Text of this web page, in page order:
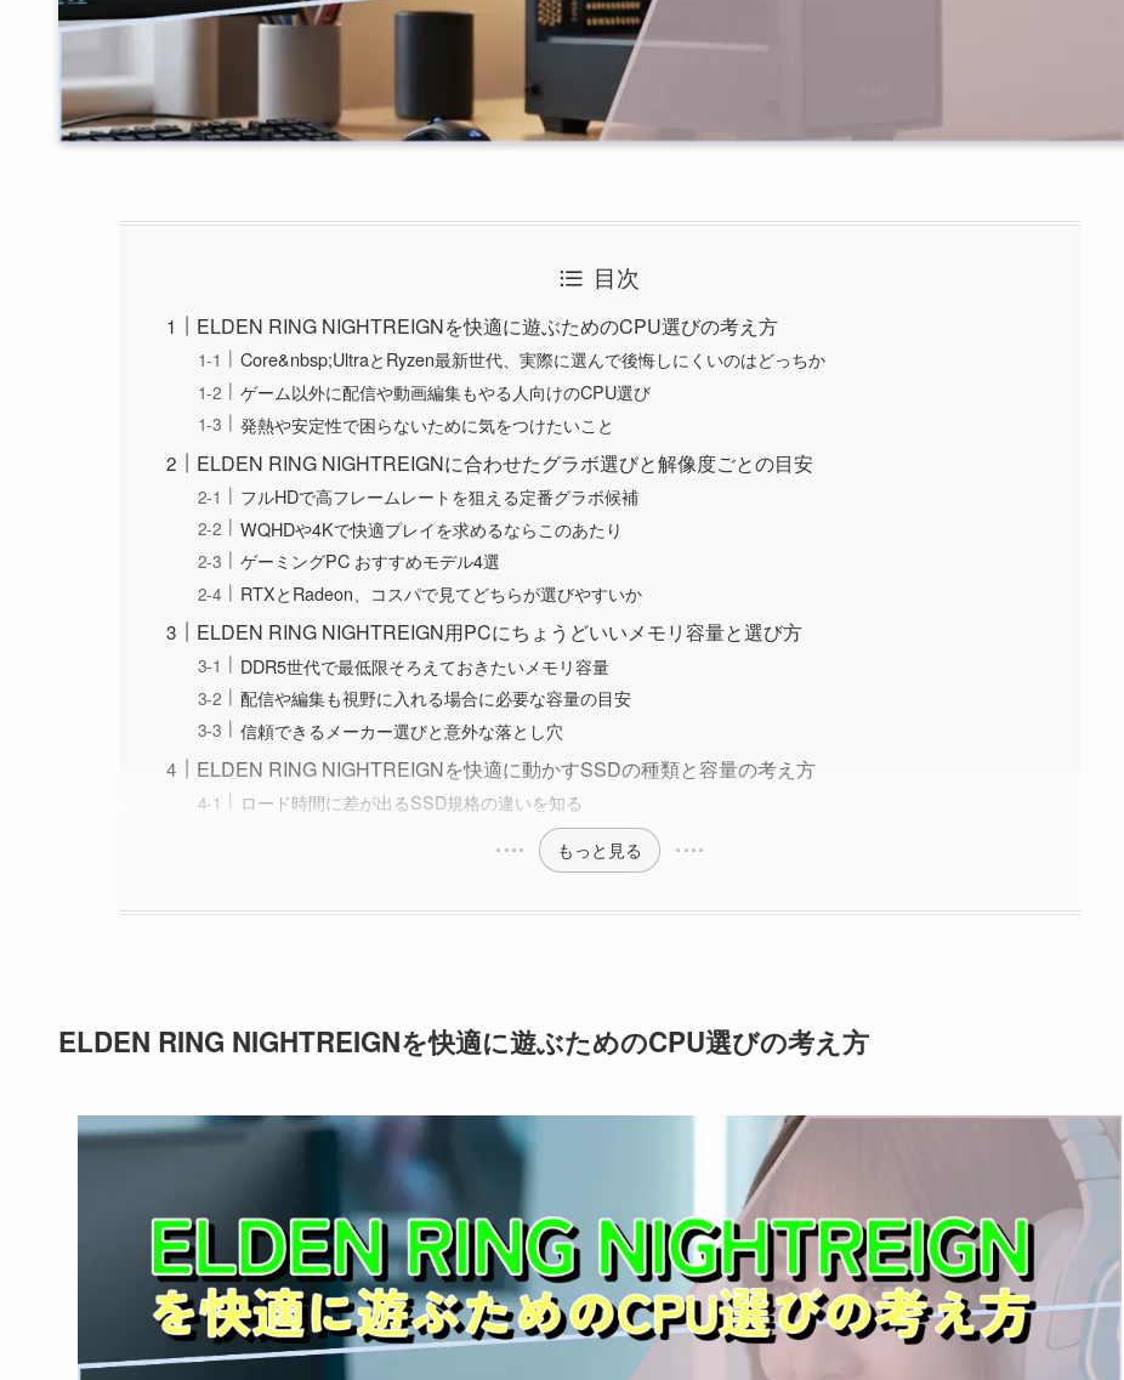
目次
ELDEN RING NIGHTREIGNを快適に遊ぶためのCPU選びの考え方
Core&nbsp;UltraとRyzen最新世代、実際に選んで後悔しにくいのはどっちか
ゲーム以外に配信や動画編集もやる人向けのCPU選び
発熱や安定性で困らないために気をつけたいこと
ELDEN RING NIGHTREIGNに合わせたグラボ選びと解像度ごとの目安
フルHDで高フレームレートを狙える定番グラボ候補
WQHDや4Kで快適プレイを求めるならこのあたり
ゲーミングPC おすすめモデル4選
RTXとRadeon、コスパで見てどちらが選びやすいか
ELDEN RING NIGHTREIGN用PCにちょうどいいメモリ容量と選び方
DDR5世代で最低限そろえておきたいメモリ容量
配信や編集も視野に入れる場合に必要な容量の目安
信頼できるメーカー選びと意外な落とし穴
ELDEN RING NIGHTREIGNを快適に動かすSSDの種類と容量の考え方
ロード時間に差が出るSSD規格の違いを知る
もっと見る
ELDEN RING NIGHTREIGNを快適に遊ぶためのCPU選びの考え方